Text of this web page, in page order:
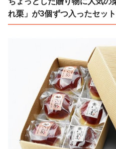
れ栗」が3個ずつ入ったセット